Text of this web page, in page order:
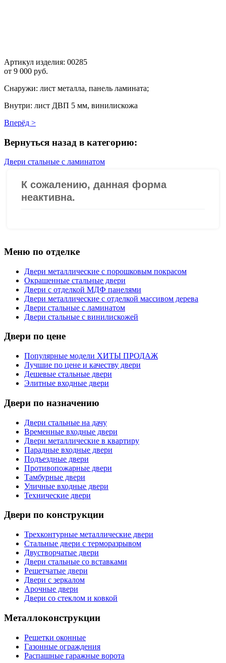
Артикул изделия: 00285
от 9 000 руб.
Снаружи: лист металла, панель ламината;
Внутри: лист ДВП 5 мм, винилискожа
Вперёд >
Вернуться назад в категорию:
Двери стальные с ламинатом
Меню по отделке
Двери металлические с порошковым покрасом
Окрашенные стальные двери
Двери с отделкой МДФ панелями
Двери металлические с отделкой массивом дерева
Двери стальные с ламинатом
Двери стальные с винилискожей
Двери по цене
Популярные модели ХИТЫ ПРОДАЖ
Лучшие по цене и качеству двери
Дешевые стальные двери
Элитные входные двери
Двери по назначению
Двери стальные на дачу
Временные входные двери
Двери металлические в квартиру
Парадные входные двери
Подъездные двери
Противопожарные двери
Тамбурные двери
Уличные входные двери
Технические двери
Двери по конструкции
Трехконтурные металлические двери
Стальные двери с терморазрывом
Двустворчатые двери
Двери стальные со вставками
Решетчатые двери
Двери с зеркалом
Арочные двери
Двери со стеклом и ковкой
Металлоконструкции
Решетки оконные
Газонные ограждения
Распашные гаражные ворота